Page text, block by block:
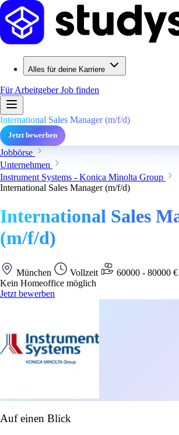
Alles für deine Karriere
Für ArbeitgeberJob finden
International Sales Manager (m/f/d)
Jetzt bewerben
Jobbörse
Unternehmen
Instrument Systems - Konica Minolta Group
International Sales Manager (m/f/d)
International Sales
(m/f/d)
München Vollzeit
60000 - 80000
Kein Homeoffice möglich
Jetzt bewerben
Auf einen Blick